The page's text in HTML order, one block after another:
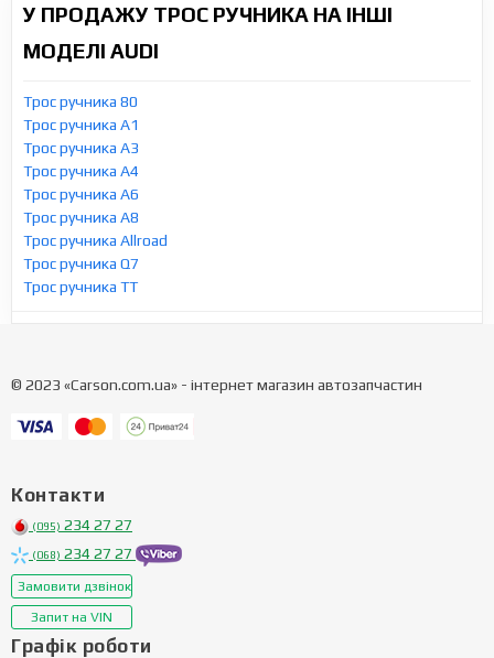
У ПРОДАЖУ ТРОС РУЧНИКА НА ІНШІ
МОДЕЛІ AUDI
Трос ручника 80
Трос ручника A1
Трос ручника A3
Трос ручника A4
Трос ручника A6
Трос ручника A8
Трос ручника Allroad
Трос ручника Q7
Трос ручника TT
© 2023 «Carson.com.ua» - інтернет магазин автозапчастин
Контакти
(095) 234 27 27
(068) 234 27 27
Замовити дзвінок
Запит на VIN
Графік роботи